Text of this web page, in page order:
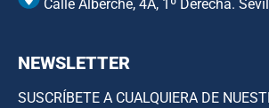
Calle Alberche, 4A, 1º Derecha.
NEWSLETTER
SUSCRÍBETE A CUALQUIERA DE